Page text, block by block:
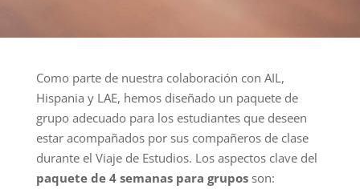
Como parte de nuestra colaboración con AIL,
Hispania y LAE, hemos diseñado un paquete de
grupo adecuado para los estudiantes que deseen
estar acompañados por sus compañeros de clase
durante el Viaje de Estudios. Los aspectos clave del
paquete de 4 semanas para gruposson: